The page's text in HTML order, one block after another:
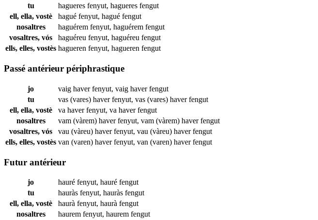
tu
hagueres fenyut, hagueres fengut
ell, ella, vostè
hagué fenyut, hagué fengut
nosaltres
haguérem fenyut, haguérem fengut
vosaltres, vós
haguéreu fenyut, haguéreu fengut
ells, elles, vostès hagueren fenyut, hagueren fengut
Passé antérieur périphrastique
jo vaig haverfenyut, vaig haverfengut
tu
vas (vares) haverfenyut, vas (vares) haverfengut
ell, ella, vostè
va haverfenyut, va haverfengut
nosaltres
vam (vàrem) haverfenyut, vam (vàrem) haverfengut
vosaltres, vós
vau (vàreu) haverfenyut, vau (vàreu) haverfengut
ells, elles, vostès van (varen) haverfenyut, van (varen) haverfengut
Futur antérieur
jo hauré fenyut, hauré fengut
tu
hauràs fenyut, hauràs fengut
ell, ella, vostè
haurà fenyut, haurà fengut
nosaltres
haurem fenyut, haurem fengut